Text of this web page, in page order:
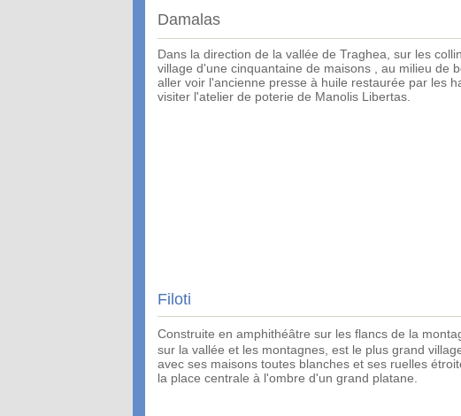
Damalas
Dans la direction de la vallée de Traghea, sur les
village d'une cinquantaine de maisons , au milieu de
aller voir l'ancienne presse à huile restaurée par les
visiter l'atelier de poterie de Manolis Libertas.
Filoti
Construite en amphithéâtre sur les flancs de la
sur la vallée et les montagnes, est le plus grand
avec ses maisons toutes blanches et ses ruelles
la place centrale à l'ombre d'un grand platane.